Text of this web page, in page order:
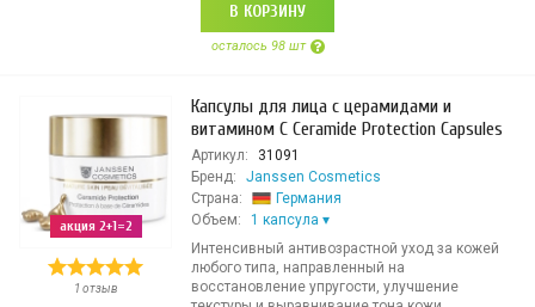
В КОРЗИНУ
осталось 98 шт
акция 2+1=2
1 отзыв
Капсулы для лица с церамидами и
витамином С Ceramide Protection Capsules
Артикул:
31091
Бренд:
Janssen Cosmetics
Страна:
Германия
Объем:
1 капсула
Интенсивный антивозрастной уход за кожей
любого типа, направленный на
восстановление упругости, улучшение